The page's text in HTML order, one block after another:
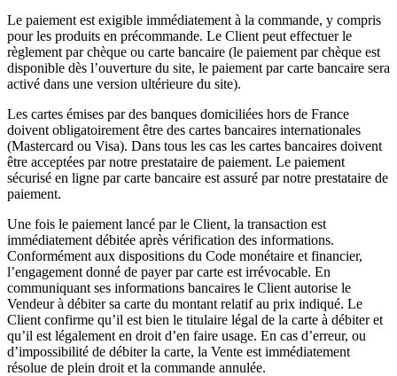
Le paiement est exigible immédiatement à la commande, y compris
pour les produits en précommande. Le Client peut effectuer le
règlement par chèque ou carte bancaire (le paiement par chèque est
disponible dès l’ouverture du site, le paiement par carte bancaire sera
activé dans une version ultérieure du site).
Les cartes émises par des banques domiciliées hors de France
doivent obligatoirement être des cartes bancaires internationales
(Mastercard ou Visa). Dans tous les cas les cartes bancaires doivent
être acceptées par notre prestataire de paiement. Le paiement
sécurisé en ligne par carte bancaire est assuré par notre prestataire de
paiement.
Une fois le paiement lancé par le Client, la transaction est
immédiatement débitée après vérification des informations.
Conformément aux dispositions du Code monétaire et financier,
l’engagement donné de payer par carte est irrévocable. En
communiquant ses informations bancaires le Client autorise le
Vendeur à débiter sa carte du montant relatif au prix indiqué. Le
Client confirme qu’il est bien le titulaire légal de la carte à débiter et
qu’il est légalement en droit d’en faire usage. En cas d’erreur, ou
d’impossibilité de débiter la carte, la Vente est immédiatement
résolue de plein droit et la commande annulée.